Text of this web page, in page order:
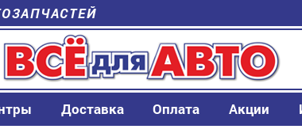
Доставка Оплата Акции